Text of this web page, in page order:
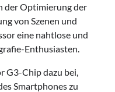
der Optimierung der
von Szenen und
eine nahtlose und
Enthusiasten.
G3-Chip dazu bei,
Smartphones zu